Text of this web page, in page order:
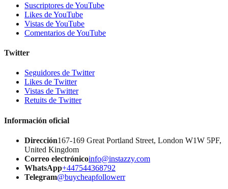
Suscriptores de YouTube
Likes de YouTube
Vistas de YouTube
Comentarios de YouTube
Twitter
Seguidores de Twitter
Likes de Twitter
Vistas de Twitter
Retuits de Twitter
Información oficial
Dirección167-169 Great Portland Street, London W1W 5PF,
United Kingdom
Correo electrónicoinfo@instazzy.com
WhatsApp+447544368792
Telegram@buycheapfollowerr